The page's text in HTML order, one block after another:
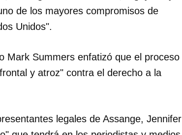
SESIÓN CANCELAR
de los mayores compromisos de
Unidos".
Mark Summers enfatizó que el proceso
y atroz" contra el derecho a la
legales de Assange, Jennifer